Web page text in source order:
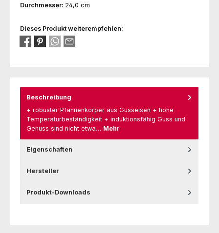
Durchmesser: 24,0 cm
Dieses Produkt weiterempfehlen:
Beschreibung
+ robuster Pfannenkörper aus Gusseisen + hohe
Temperaturbeständigkeit + induktionsfähig Guss und
Genuss sind nicht etwa… Mehr
Eigenschaften
Hersteller
Produkt-Downloads